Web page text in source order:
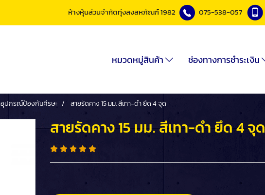
ห้างหุ้นส่วนจำกัดทุ่งสงสหภัณฑ์ 1982 075-538-057
หมวดหมู่สินค้า ช่องทางการชำระเงิน
อุปกรณ์ป้องกันศีรษะ สายรัดคาง 15 มม. สีเทา-ดำ ยึด 4 จุด
สายรัดคาง 15 มม. สีเทา-ดำ ยึด 4 จุด